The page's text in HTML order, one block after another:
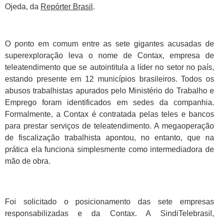
Ojeda, da Repórter Brasil .
O ponto em comum entre as sete gigantes acusadas de
superexploração leva o nome de Contax, empresa de
teleatendimento que se autointitula a líder no setor no país,
estando presente em 12 municípios brasileiros. Todos os
abusos trabalhistas apurados pelo Ministério do Trabalho e
Emprego foram identificados em sedes da companhia.
Formalmente, a Contax é contratada pelas teles e bancos
para prestar serviços de teleatendimento. A megaoperação
de fiscalização trabalhista apontou, no entanto, que na
prática ela funciona simplesmente como intermediadora de
mão de obra.
Foi solicitado o posicionamento das sete empresas
responsabilizadas e da Contax. A SindiTelebrasil,